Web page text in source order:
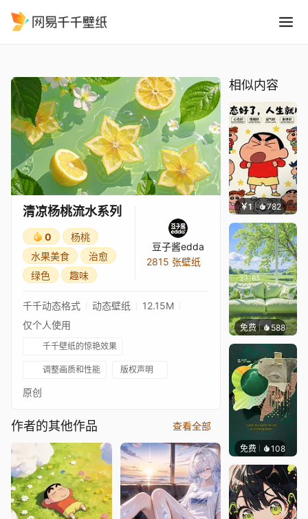
清凉杨桃流水系列
0
杨桃
水果美食
治愈
绿色
趣味
豆子酱edda
2815 张壁纸
千千动态格式 动态壁纸
12.15M
仅个人使用
千千壁纸的惊艳效果
调整画质和性能 版权声明
原创
作者的其他作品 查看全部
相似内容
￥1 782渔小小
免费 588豆子
免费 108mana